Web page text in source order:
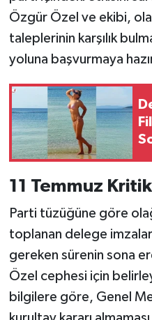
Özgür Özel ve ekibi,
taleplerinin karşılık
yoluna başvurmaya
11 Temmuz
Parti tüzüğüne göre
toplanan delege
gereken sürenin sona
Özel cephesi için
bilgilere göre, Genel